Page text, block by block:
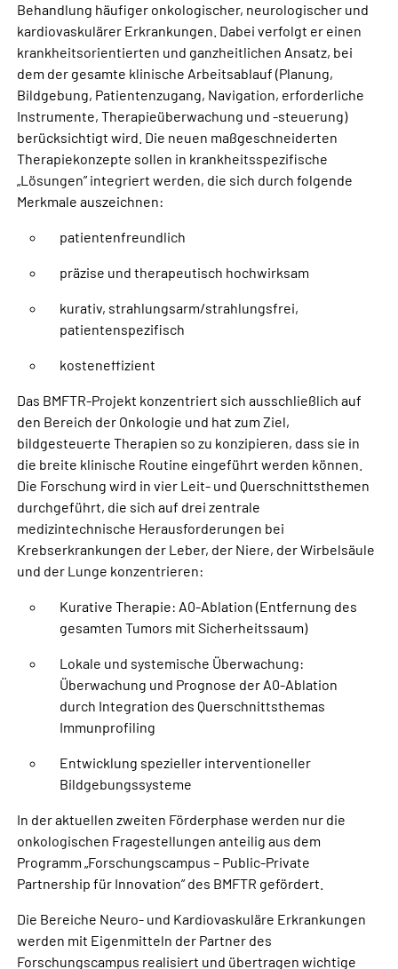
Behandlung häufiger onkologischer, neurologischer und
kardiovaskulärer Erkrankungen. Dabei verfolgt er einen
krankheitsorientierten und ganzheitlichen Ansatz, bei
dem der gesamte klinische Arbeitsablauf (Planung,
Bildgebung, Patientenzugang, Navigation, erforderliche
Instrumente, Therapieüberwachung und -steuerung)
berücksichtigt wird. Die neuen maßgeschneiderten
Therapiekonzepte sollen in krankheitsspezifische
„Lösungen” integriert werden, die sich durch folgende
Merkmale auszeichnen:
patientenfreundlich
präzise und therapeutisch hochwirksam
kurativ, strahlungsarm/strahlungsfrei,
patientenspezifisch
kosteneffizient
Das BMFTR-Projekt konzentriert sich ausschließlich auf
den Bereich der Onkologie und hat zum Ziel,
bildgesteuerte Therapien so zu konzipieren, dass sie in
die breite klinische Routine eingeführt werden können.
Die Forschung wird in vier Leit- und Querschnittsthemen
durchgeführt, die sich auf drei zentrale
medizintechnische Herausforderungen bei
Krebserkrankungen der Leber, der Niere, der Wirbelsäule
und der Lunge konzentrieren:
Kurative Therapie: A0-Ablation (Entfernung des
gesamten Tumors mit Sicherheitssaum)
Lokale und systemische Überwachung:
Überwachung und Prognose der A0-Ablation
durch Integration des Querschnittsthemas
Immunprofiling
Entwicklung spezieller interventioneller
Bildgebungssysteme
In der aktuellen zweiten Förderphase werden nur die
onkologischen Fragestellungen anteilig aus dem
Programm „Forschungscampus – Public-Private
Partnership für Innovation” des BMFTR gefördert.
Die Bereiche Neuro- und Kardiovaskuläre Erkrankungen
werden mit Eigenmitteln der Partner des
Forschungscampus realisiert und übertragen wichtige